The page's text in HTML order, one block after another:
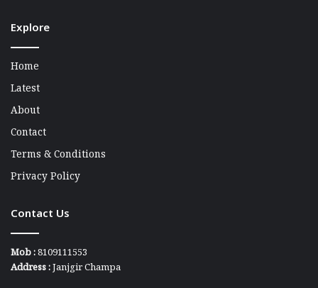
Explore
Home
Latest
About
Contact
Terms & Conditions
Privacy Policy
Contact Us
Mob :8109111553
Address :Janjgir Champa